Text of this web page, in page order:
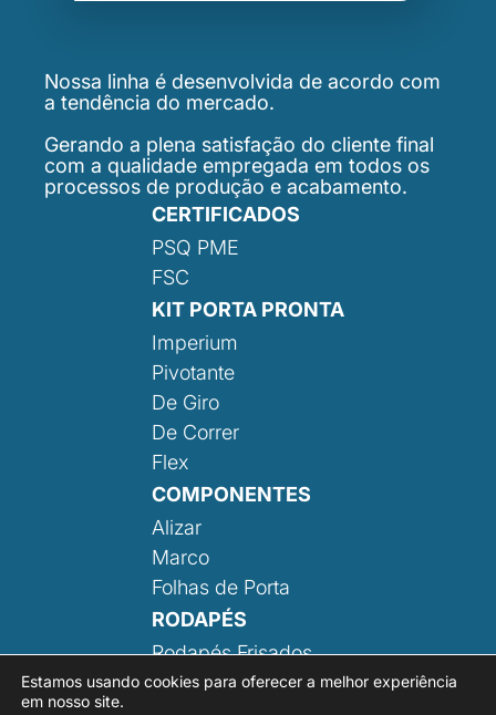
Nossa linha é desenvolvida de acordo com
a tendência do mercado.
Gerando a plena satisfação do cliente final
com a qualidade empregada em todos os
processos de produção e acabamento.
CERTIFICADOS
PSQ PME
FSC
KIT PORTA PRONTA
Imperium
Pivotante
De Giro
De Correr
Flex
COMPONENTES
Alizar
Marco
Folhas de Porta
RODAPÉS
Rodapés Frisados
Rodapé Liso
Estamos usando cookies para oferecer a melhor experiência
em nosso site.